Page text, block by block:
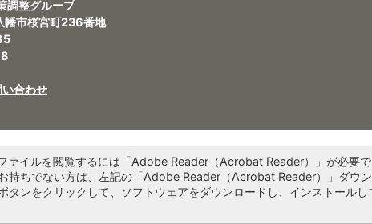
調整グループ
市桜宮町236番地
合わせ
ァイルを閲覧するには「Adobe Reader（Acrobat Reader）」が必要で
持ちでない方は、左記の「Adobe Reader（Acrobat Reader）」ダウ
タンをクリックして、ソフトウェアをダウンロードし、インストールし